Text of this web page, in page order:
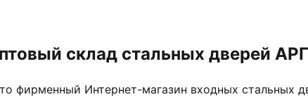
склад стальных дверей
фирменный Интернет-магазин входных стальных